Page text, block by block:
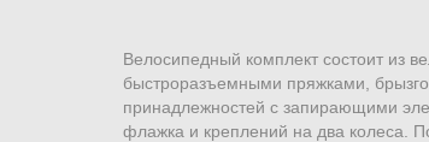
Велосипедный комплект состоит из
быстроразъемными пряжками,
принадлежностей с запирающими
флажка и креплений на два колеса.